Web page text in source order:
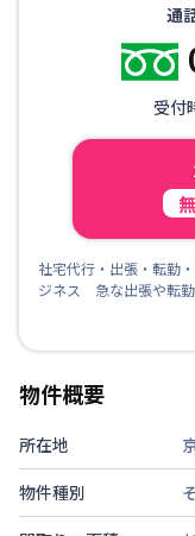
通
受付
社宅代行・出張・転勤
ジネス 急な出張や転
物件概要
所在地
物件種別